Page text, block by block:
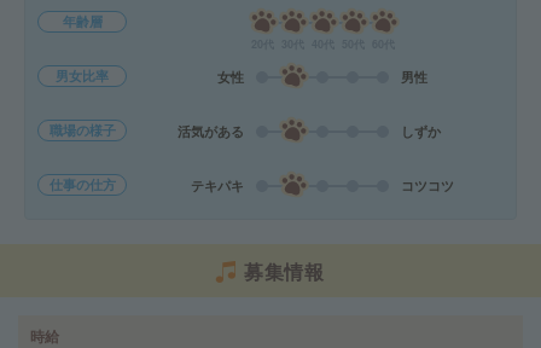
年齢層
男女比率 女性 男性
職場の様子 活気がある しずか
仕事の仕方 テキパキ コツコツ
募集情報
時給